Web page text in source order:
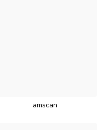
amscan